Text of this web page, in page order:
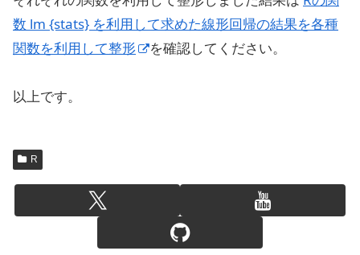
数 lm {stats} を利用して求めた線形回帰の結果を各種
関数を利用して整形
を確認してください。
以上です。
R